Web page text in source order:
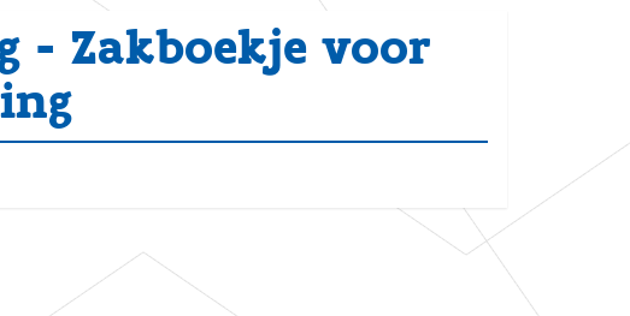
- Zakboekje voor